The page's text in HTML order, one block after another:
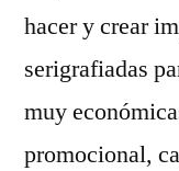
hacer y crear
serigrafiadas
muy
promocional,